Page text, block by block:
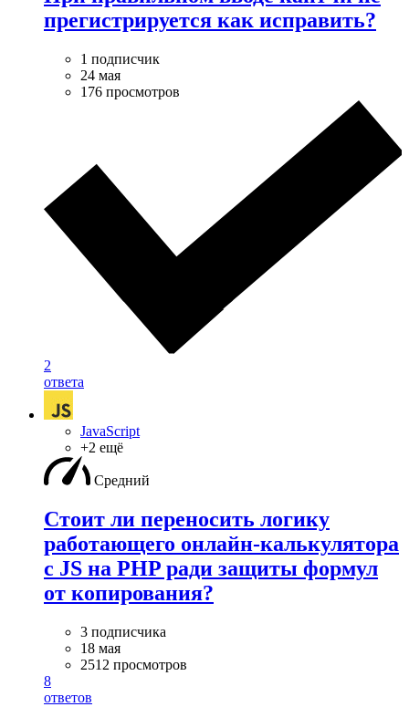
прегистрируется как исправить?
1 подписчик
24 мая
176 просмотров
2
ответа
JavaScript
+2 ещё
Средний
Стоит ли переносить логику
работающего онлайн-калькулятора
с JS на PHP ради защиты формул
от копирования?
3 подписчика
18 мая
2512 просмотров
8
ответов